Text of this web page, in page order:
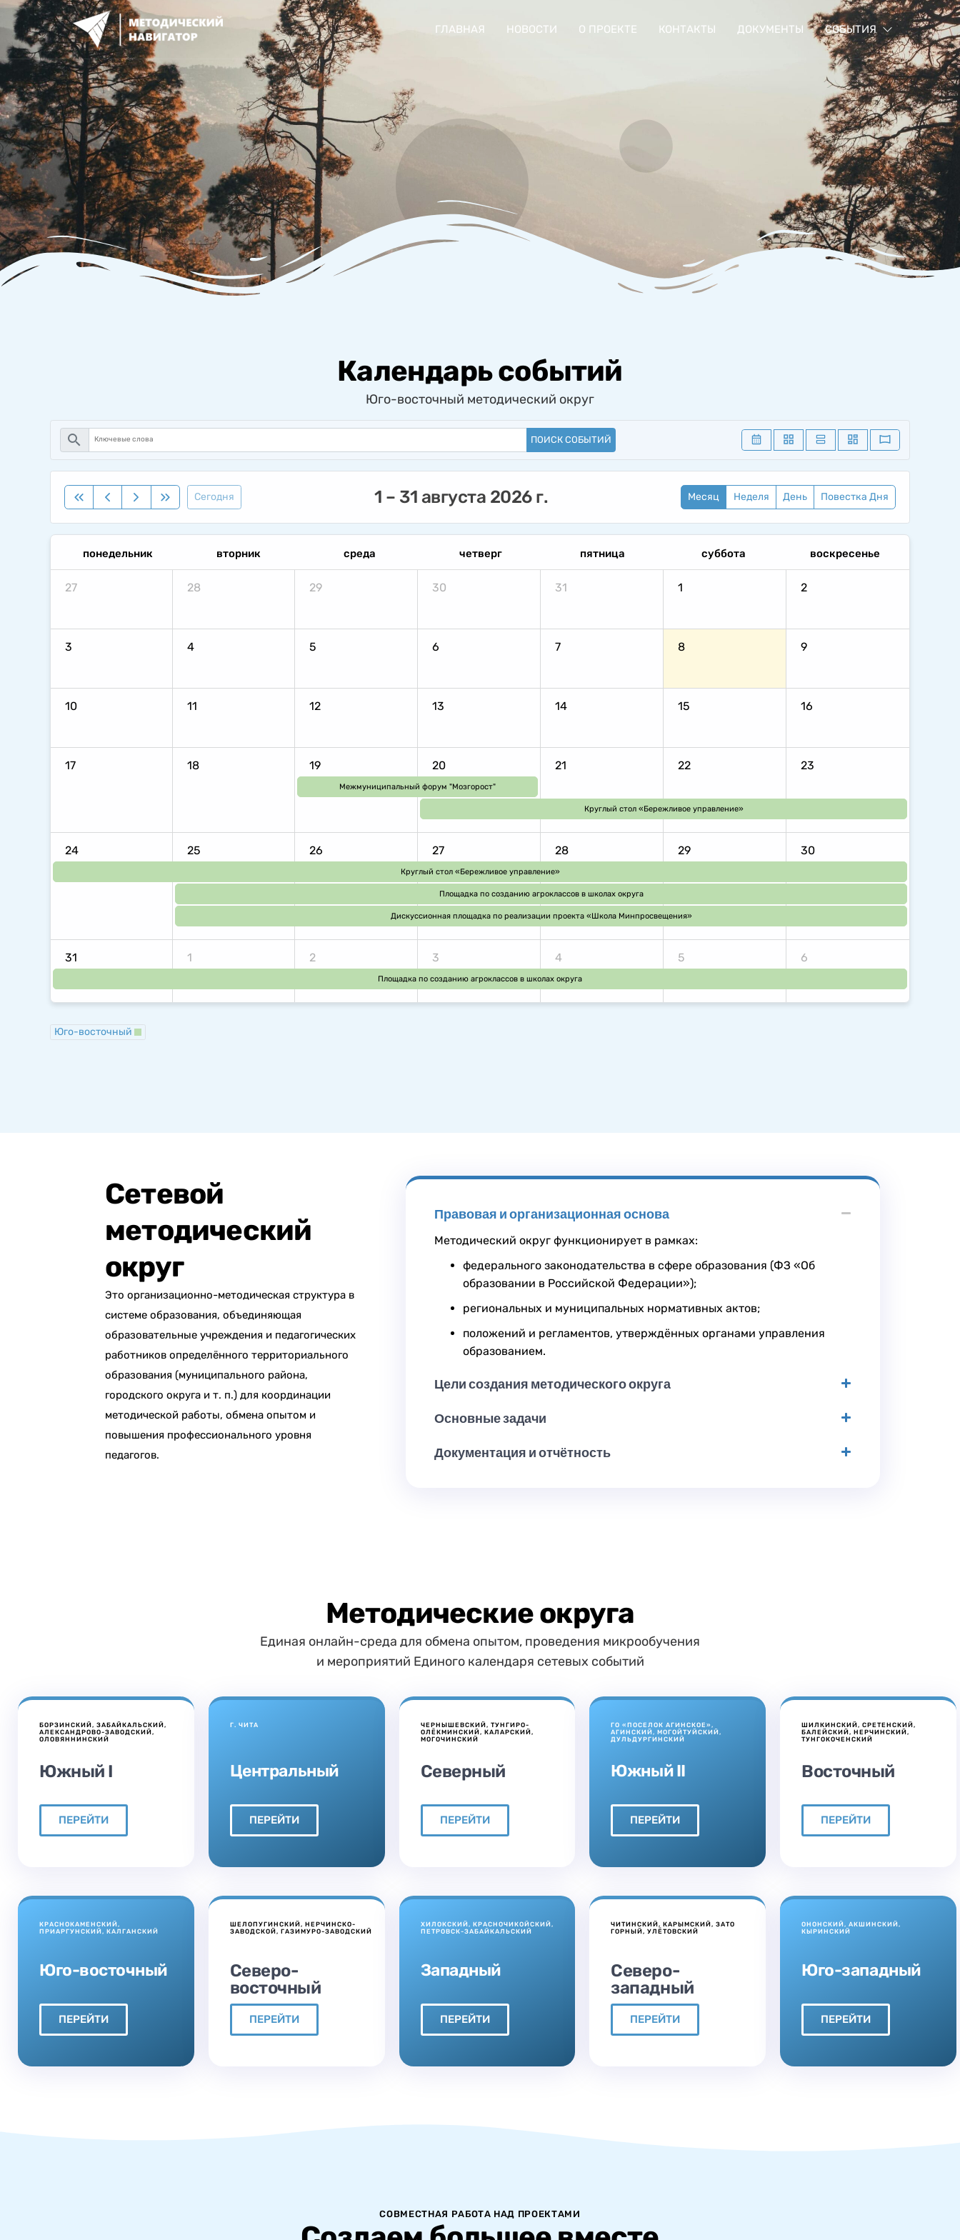
ГЛАВНАЯ НОВОСТИ О ПРОЕКТЕ КОНТАКТЫ ДОКУМЕНТЫ СОБЫТИЯ
Календарь событий
Юго-восточный методический округ
search ПОИСК СОБЫТИЙ
Сегодня 1 – 31 августа 2026 г. Месяц Неделя День Повестка Дня
понедельник вторник среда четверг пятница суббота воскресенье
27 28 29 30 31 1 2
3 4 5 6 7 8 9
10 11 12 13 14 15 16
17 18 19
Межмуниципальный форум "Мозгорост"
20
Круглый стол «Бережливое управление»
21 22 23
24
Круглый стол «Бережливое управление»
25
Площадка по созданию агроклассов в школах округа
Дискуссионная площадка по реализации проекта «Школа Минпросвещения»
26 27 28 29 30
31
Площадка по созданию агроклассов в школах округа
1 2 3 4 5 6
Юго-восточный
Сетевой
методический
округ
Это организационно-методическая структура в
системе образования, объединяющая
образовательные учреждения и педагогических
работников определённого территориального
образования (муниципального района,
городского округа и т. п.) для координации
методической работы, обмена опытом и
повышения профессионального уровня
педагогов.
Правовая и организационная основа
Методический округ функционирует в рамках:
федерального законодательства в сфере образования (ФЗ «Об
образовании в Российской Федерации»);
региональных и муниципальных нормативных актов;
положений и регламентов, утверждённых органами управления
образованием.
Цели создания методического округа
Основные задачи
Документация и отчётность
Методические округа
Единая онлайн-среда для обмена опытом, проведения микрообучения
и мероприятий Единого календаря сетевых событий
ПЕРЕЙТИ
БОРЗИНСКИЙ, ЗАБАЙКАЛЬСКИЙ,
АЛЕКСАНДРОВО-ЗАВОДСКИЙ,
ОЛОВЯННИНСКИЙ
Южный I
ПЕРЕЙТИ
Г. ЧИТА
Центральный
ПЕРЕЙТИ
ЧЕРНЫШЕВСКИЙ, ТУНГИРО-
ОЛЁКМИНСКИЙ, КАЛАРСКИЙ,
МОГОЧИНСКИЙ
Северный
ПЕРЕЙТИ
ГО «ПОСЕЛОК АГИНСКОЕ»,
АГИНСКИЙ, МОГОЙТУЙСКИЙ,
ДУЛЬДУРГИНСКИЙ
Южный II
ПЕРЕЙТИ
ШИЛКИНСКИЙ, СРЕТЕНСКИЙ,
БАЛЕЙСКИЙ, НЕРЧИНСКИЙ,
ТУНГОКОЧЕНСКИЙ
Восточный
ПЕРЕЙТИ
КРАСНОКАМЕНСКИЙ,
ПРИАРГУНСКИЙ, КАЛГАНСКИЙ
Юго-восточный
ПЕРЕЙТИ
ШЕЛОПУГИНСКИЙ, НЕРЧИНСКО-
ЗАВОДСКОЙ, ГАЗИМУРО-ЗАВОДСКИЙ
Северо-
восточный
ПЕРЕЙТИ
ХИЛОКСКИЙ, КРАСНОЧИКОЙСКИЙ,
ПЕТРОВСК-ЗАБАЙКАЛЬСКИЙ
Западный
ПЕРЕЙТИ
ЧИТИНСКИЙ, КАРЫМСКИЙ, ЗАТО
ГОРНЫЙ, УЛЁТОВСКИЙ
Северо-
западный
ПЕРЕЙТИ
ОНОНСКИЙ, АКШИНСКИЙ,
КЫРИНСКИЙ
Юго-западный
СОВМЕСТНАЯ РАБОТА НАД ПРОЕКТАМИ